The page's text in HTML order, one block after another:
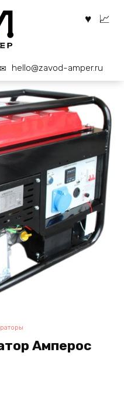
hello@zavod-amper.ru
Амперос